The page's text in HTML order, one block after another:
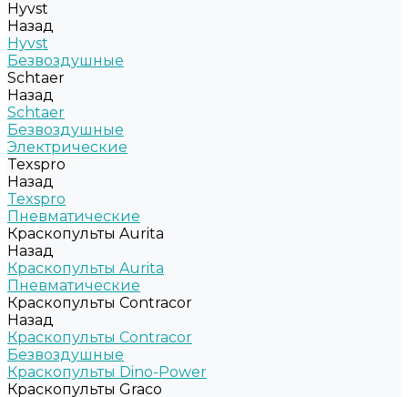
Hyvst
Назад
Hyvst
Безвоздушные
Schtaer
Назад
Schtaer
Безвоздушные
Электрические
Texspro
Назад
Texspro
Пневматические
Краскопульты Aurita
Назад
Краскопульты Aurita
Пневматические
Краскопульты Contracor
Назад
Краскопульты Contracor
Безвоздушные
Краскопульты Dino-Power
Краскопульты Graco